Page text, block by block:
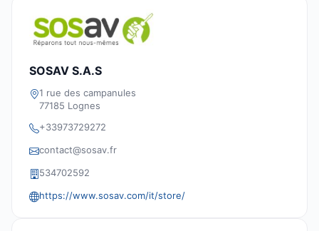
SOSAV S.A.S
1 rue des campanules
77185 Lognes
+33973729272
contact@sosav.fr
534702592
https://www.sosav.com/it/store/